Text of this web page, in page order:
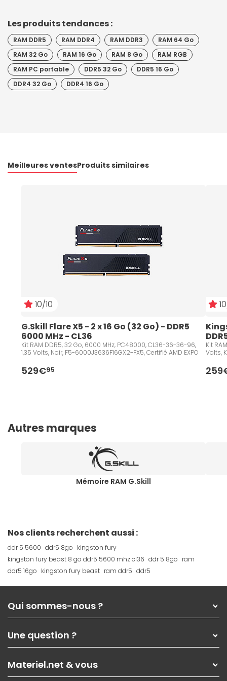
Les produits tendances :
RAM DDR5 RAM DDR4 RAM DDR3
RAM 64 Go
RAM 32 Go
RAM 16 Go RAM 8 Go
RAM RGB
RAM PC portable
DDR5 32 Go
DDR5 16 Go
DDR4 32 Go
DDR4 16 Go
Meilleures ventesProduits similaires
10/10
G.Skill Flare X5 - 2 x 16 Go (32 Go) - DDR5
6000 MHz - CL36
Kit RAM DDR5, 32 Go, 6000 MHz, PC48000, CL36-36-36-96,
1,35 Volts, Noir, F5-6000J3636F16GX2-FX5, Certifié AMD EXPO
529€95
Kit
Volts,
Autres marques
Mémoire RAM G.Skill
Nos clients recherchent aussi :
ddr 5 5600 ddr5 8go kingston fury
kingston fury beast 8 go ddr5 5600 mhz cl36 ddr 5 8go ram
ddr5 16go kingston fury beast ram ddr5 ddr5
Qui sommes-nous ?
Nos services
Les magasins Materiel.net
Nos solutions pour les pros
Contactez-nous
Une question ?
Paiement, livraison
Materiel.net & vous